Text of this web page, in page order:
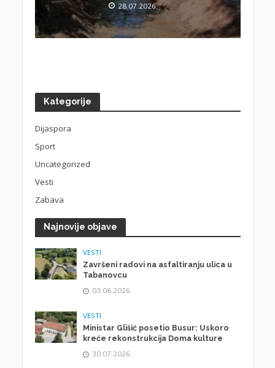
28.07.2026.
Kategorije
Dijaspora
Sport
Uncategorized
Vesti
Zabava
Najnovije objave
VESTI
Završeni radovi na asfaltiranju ulica u
Tabanovcu
03.08.2026.
VESTI
Ministar Glišić posetio Busur: Uskoro
kreće rekonstrukcija Doma kulture
30.07.2026.